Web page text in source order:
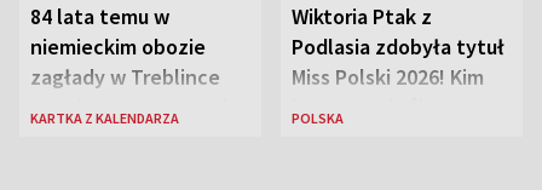
84 lata temu w
niemieckim obozie
zagłady w Treblince
zmarł Janusz Korczak
KARTKA Z KALENDARZA
Wiktoria Ptak z
Podlasia zdobyła tytuł
Miss Polski 2026! Kim
jest nowa królowa
POLSKA